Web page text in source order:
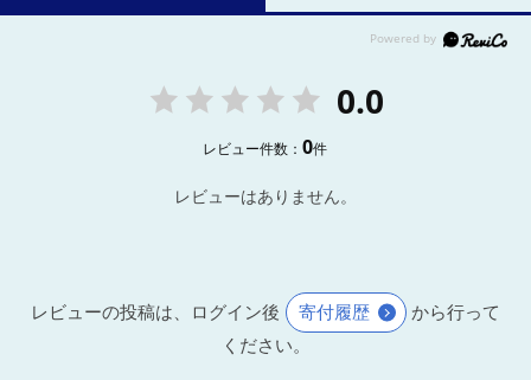
0.0
レビュー件数：0件
レビューはありません。
レビューの投稿は、ログイン後 寄付履歴
から行って
ください。